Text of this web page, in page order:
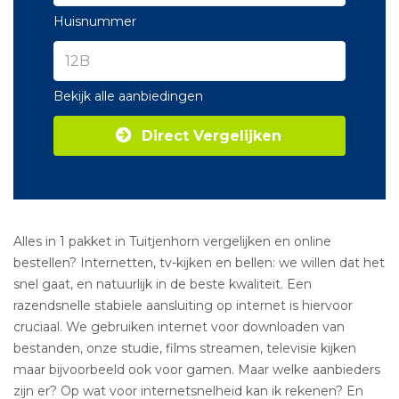
Huisnummer
Bekijk alle aanbiedingen
Direct Vergelijken
Alles in 1 pakket in Tuitjenhorn vergelijken en online
bestellen? Internetten, tv-kijken en bellen: we willen dat het
snel gaat, en natuurlijk in de beste kwaliteit. Een
razendsnelle stabiele aansluiting op internet is hiervoor
cruciaal. We gebruiken internet voor downloaden van
bestanden, onze studie, films streamen, televisie kijken
maar bijvoorbeeld ook voor gamen. Maar welke aanbieders
zijn er? Op wat voor internetsnelheid kan ik rekenen? En